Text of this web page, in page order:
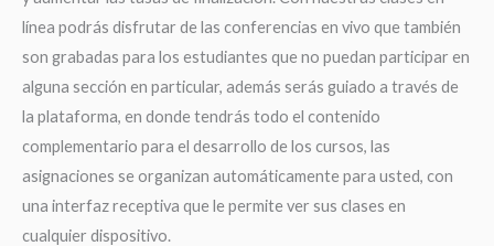
línea podrás disfrutar de las conferencias en vivo que también
son grabadas para los estudiantes que no puedan participar en
alguna sección en particular, además serás guiado a través de
la plataforma, en donde tendrás todo el contenido
complementario para el desarrollo de los cursos, las
asignaciones se organizan automáticamente para usted, con
una interfaz receptiva que le permite ver sus clases en
cualquier dispositivo.